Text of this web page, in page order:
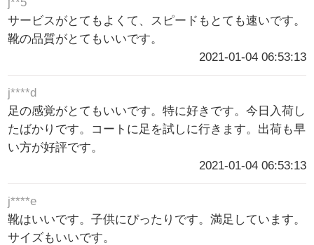
サービスがとてもよくて、スピードもとても速いです。
靴の品質がとてもいいです。
2021-01-04 06:53:13
j****d
足の感覚がとてもいいです。特に好きです。今日入荷し
たばかりです。コートに足を試しに行きます。出荷も早
い方が好評です。
2021-01-04 06:53:13
j****e
靴はいいです。子供にぴったりです。満足しています。
サイズもいいです。